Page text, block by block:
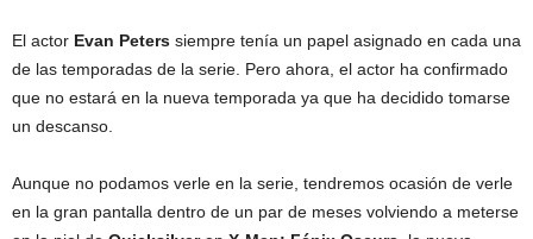
El actor Evan Peters siempre tenía un papel asignado en cada una
de las temporadas de la serie. Pero ahora, el actor ha confirmado
que no estará en la nueva temporada ya que ha decidido tomarse
un descanso.
Aunque no podamos verle en la serie, tendremos ocasión de verle
en la gran pantalla dentro de un par de meses volviendo a meterse